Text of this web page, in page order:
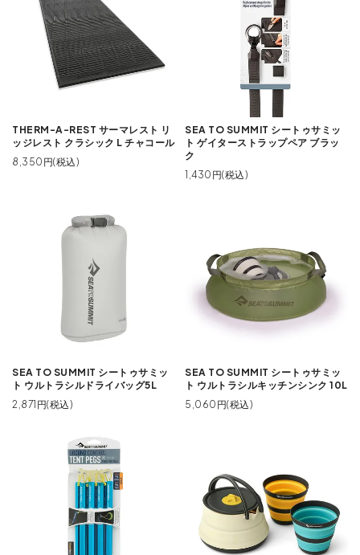
THERM-A-REST サーマレスト リ
ッジレスト クラシック L チャコール
8,350円(税込)
SEA TO SUMMIT シートゥサミッ
ト ゲイターストラップペア ブラッ
ク
1,430円(税込)
SEA TO SUMMIT シートゥサミッ
ト ウルトラシルドライバッグ5L
2,871円(税込)
SEA TO SUMMIT シートゥサミッ
ト ウルトラシルキッチンシンク 10L
5,060円(税込)